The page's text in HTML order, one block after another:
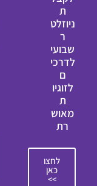
ת
ניוזלט
ר
שבועי
לדרכי
ם
לזוגיו
ת
מאוש
רת
לחצו
כאן
>>